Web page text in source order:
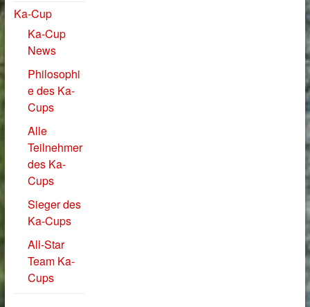
Ka-Cup
Ka-Cup
News
Philosophi
e des Ka-
Cups
Alle
Teilnehmer
des Ka-
Cups
Sieger des
Ka-Cups
All-Star
Team Ka-
Cups